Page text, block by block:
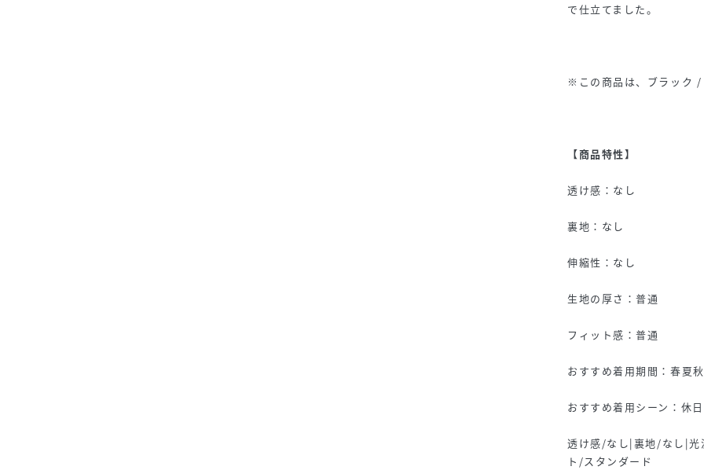
で仕立てました。
※この商品は、ブラック
【商品特性】
透け感：なし
裏地：なし
伸縮性：なし
生地の厚さ：普通
フィット感：普通
おすすめ着用期間：春夏秋
おすすめ着用シーン：休日
透け感/なし|裏地/なし|
ト/スタンダード